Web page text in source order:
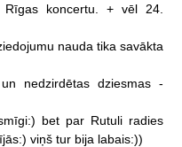
Rīgas koncertu. + vēl
24.
nauda tika savākta
un nedzirdētas dziesmas -
bet par Rutuli radies
viņš tur bija labais:))